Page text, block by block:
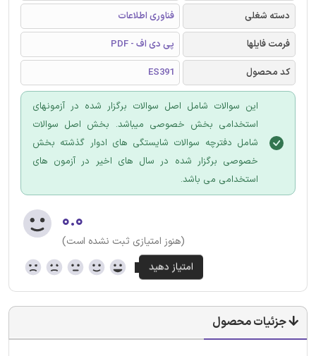
دسته شغلی
فناوری اطلاعات
فرمت فایلها
پی دی اف - PDF
کد محصول
ES391
این سوالات شامل اصل سوالات برگزار شده در آزمونهای
استخدامی بخش خصوصی میباشد. بخش اصل سوالات
شامل دفترچه سوالات شایستگی های ادوار گذشته بخش
خصوصی برگزار شده در سال های اخیر در آزمون های
استخدامی می باشد.
۰.۰
(هنوز امتیازی ثبت نشده است)
جزئیات محصول